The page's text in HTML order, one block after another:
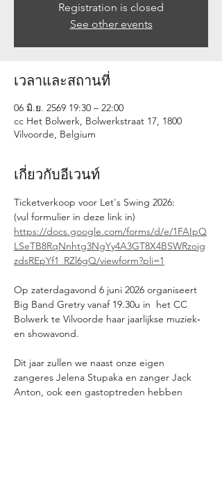
Registration is closed
See other events
เวลาและสถานที่
06 มิ.ย. 2569 19:30 – 22:00
cc Het Bolwerk, Bolwerkstraat 17, 1800
Vilvoorde, Belgium
เกี่ยวกับอีเวนท์
Ticketverkoop voor Let's Swing 2026:
(vul formulier in deze link in)
https://docs.google.com/forms/d/e/1FAIpQ
LSeTB8RqNnhtg3NgYy4A3GT8X4BSWRzojg
zdsREpYf1_RZl6gQ/viewform?pli=1
Op zaterdagavond 6 juni 2026 organiseert
Big Band Gretry vanaf 19.30u in  het CC
Bolwerk te Vilvoorde haar jaarlijkse muziek‐
en showavond.
Dit jaar zullen we naast onze eigen
zangeres Jelena Stupaka en zanger Jack
Anton, ook een gastoptreden hebben